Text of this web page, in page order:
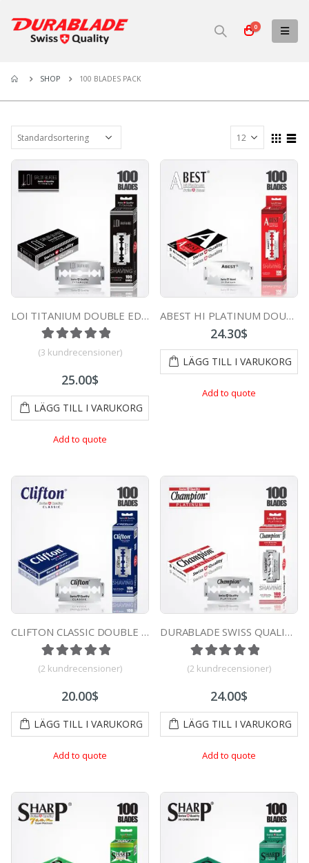
0
SHOP 100 BLADES PACK
LOI TITANIUM DOUBLE EDGE DURABLADE SWISS QUALITY RAZOR BLADES T5 B100 PCS
Betygsatt5.00 av 5 baserat på
2
(3 kundrecensioner)
25.00$
LÄGG TILL I VARUKORG
Add to quote
ABEST HI PLATINUM DOUBLE EDGE DURABLADE SWISS QUALITY RAZOR BLADES T5 B100 PCS
24.30$
LÄGG TILL I VARUKORG
Add to quote
CLIFTON CLASSIC DOUBLE EDGE DURABLADE SWISS QUALITY RAZOR BLADES T5 B100 PCS
Betygsatt5.00 av 5 baserat på
1
(2 kundrecensioner)
20.00$
LÄGG TILL I VARUKORG
Add to quote
DURABLADE SWISS QUALITY CHAMPION PLATINUM DOUBLE EDGE RAZOR BLADES T5-B100 PCS
Betygsatt5.00
1
(2 kundrecensioner)
24.00$
LÄGG TILL I VARUKORG
Add to quote